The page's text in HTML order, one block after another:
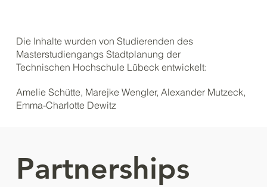
Die Inhalte wurden von Studierenden des
Masterstudiengangs Stadtplanung der
Technischen Hochschule Lübeck entwickelt:
Amelie Schütte, Marejke Wengler, Alexander Mutzeck,
Emma-Charlotte Dewitz
Partnerships